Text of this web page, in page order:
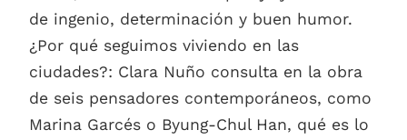
de ingenio, determinación y buen humor.
¿Por qué seguimos viviendo en las
ciudades?: Clara Nuño consulta en la obra
de seis pensadores contemporáneos, como
Marina Garcés o Byung-Chul Han, qué es lo